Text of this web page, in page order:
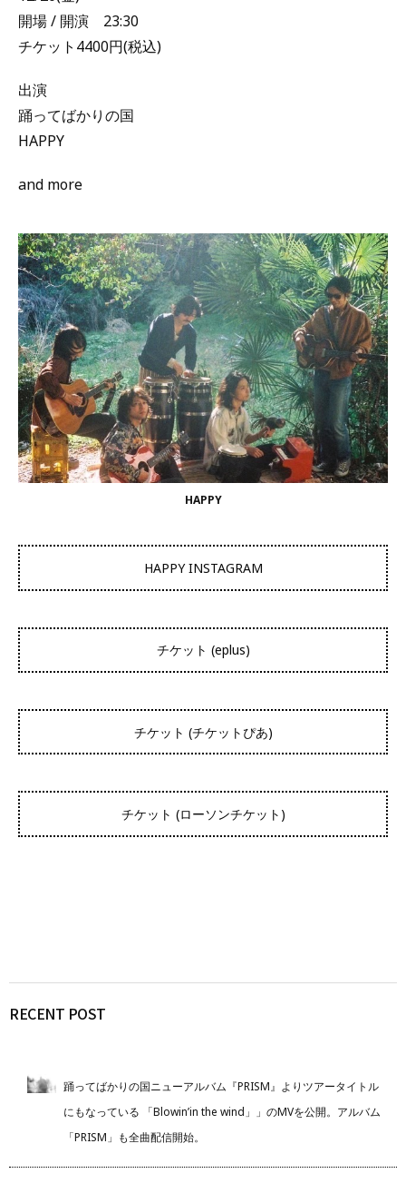
開場 / 開演 23:30
チケット4400円(税込)
出演
踊ってばかりの国
HAPPY
and more
HAPPY
HAPPY INSTAGRAM
チケット (eplus)
チケット (チケットぴあ)
チケット (ローソンチケット)
RECENT POST
踊ってばかりの国ニューアルバム『PRISM』よりツアータイトル
にもなっている 「Blowin’in the wind」」のMVを公開。アルバム
「PRISM」も全曲配信開始。